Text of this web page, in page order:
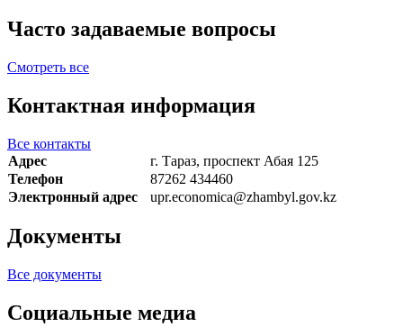
Часто задаваемые вопросы
Смотреть все
Контактная информация
Все контакты
Адрес
г. Тараз, проспект Абая 125
Телефон
87262 434460
Электронный адрес
upr.economica@zhambyl.gov.kz
Документы
Все документы
Социальные медиа